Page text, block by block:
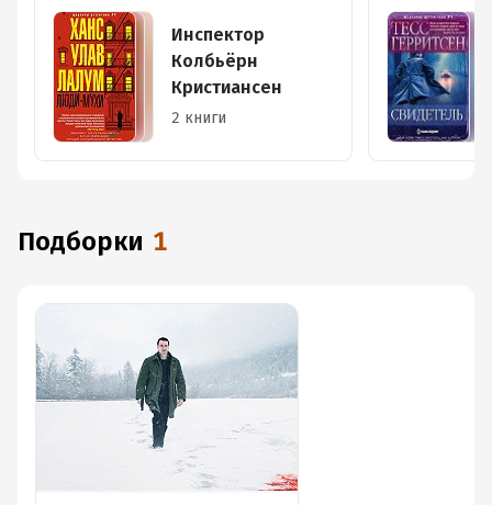
Инспектор
Колбьёрн
Кристиансен
2 книги
Подборки 1